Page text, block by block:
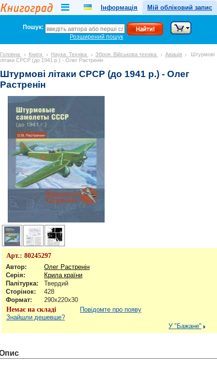
Інформація Мій обліковий запис
Пошук:
Розширений пошук
Головна Книги Наука. Техніка Зброя. Військова техніка Авіація
Штурмові
літаки СРСР (до 1941 р.) - Олег Растренін
Штурмові літаки СРСР (до 1941 р.) - Олег
Растренін
Арт.: 80245297
Автор:
Олег Растренін
Серія:
Крила країни
Палітурка:
Твердий
Сторінок:
428
Формат:
290x220x30
Немає на складі
Знайшли дешевше?
Повідомте про появу
У "Бажане"